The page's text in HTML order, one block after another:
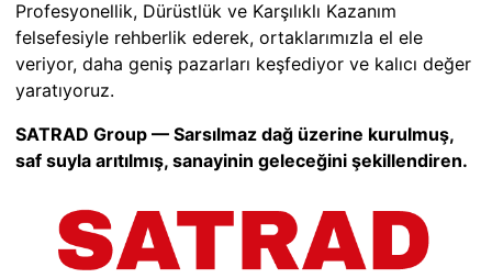
Profesyonellik, Dürüstlük ve Karşılıklı Kazanım
felsefesiyle rehberlik ederek, ortaklarımızla el ele
veriyor, daha geniş pazarları keşfediyor ve kalıcı değer
yaratıyoruz.
SATRAD Group — Sarsılmaz dağ üzerine kurulmuş,
saf suyla arıtılmış, sanayinin geleceğini şekillendiren.